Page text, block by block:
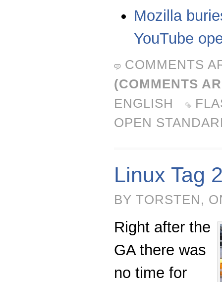
Mozilla
YouTube
COMMENTS
(COMMENTS
ENGLISH
OPEN
Linux Tag
BY TORSTEN,
Right after the
GA there was
no time for